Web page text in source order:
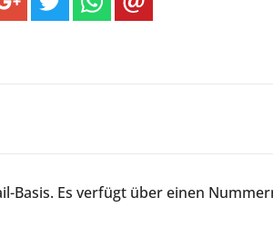
Basis. Es verfügt über einen